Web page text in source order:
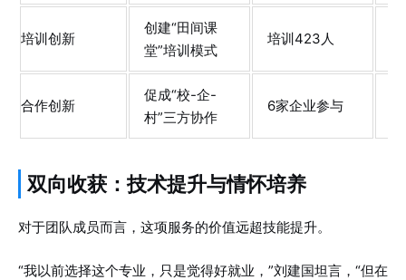
培训创新
创建“田间课
堂”培训模式
培训423人
合作创新
促成“校-企-
村”三方协作
6家企业参与
双向收获：技术提升与情怀培养
对于团队成员而言，这项服务的价值远超技能提升。
“我以前选择这个专业，只是觉得好就业，”刘建国坦言，“但在